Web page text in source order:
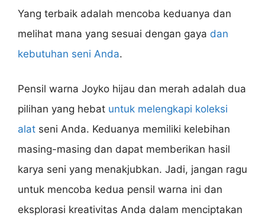
Yang terbaik adalah mencoba keduanya dan
melihat mana yang sesuai dengan gaya dan
kebutuhan seni Anda.
Pensil warna Joyko hijau dan merah adalah dua
pilihan yang hebat untuk melengkapi koleksi
alat seni Anda. Keduanya memiliki kelebihan
masing-masing dan dapat memberikan hasil
karya seni yang menakjubkan. Jadi, jangan ragu
untuk mencoba kedua pensil warna ini dan
eksplorasi kreativitas Anda dalam menciptakan